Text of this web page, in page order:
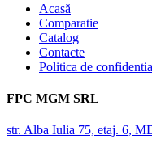
Acasă
Comparatie
Catalog
Contacte
Politica de
FPC MGM SRL
str. Alba Iulia 75, etaj. 6,